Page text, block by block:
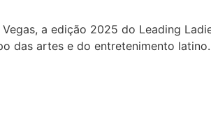
a edição 2025 do Leading
das artes e do entretenimento